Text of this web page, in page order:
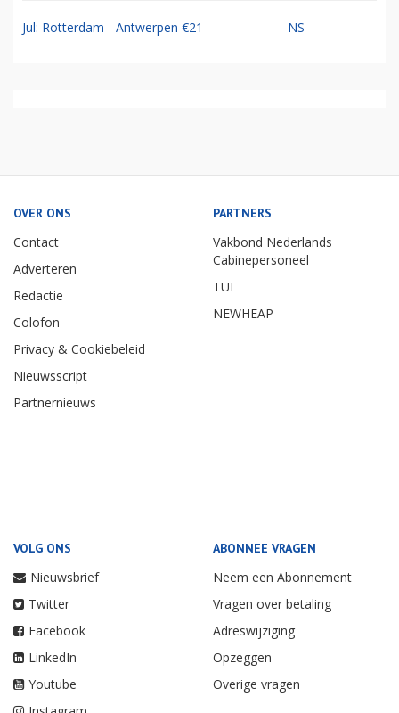
Jul: Rotterdam - Antwerpen €21 NS
OVER ONS
Contact
Adverteren
Redactie
Colofon
Privacy & Cookiebeleid
Nieuwsscript
Partnernieuws
PARTNERS
Vakbond Nederlands
Cabinepersoneel
TUI
NEWHEAP
VOLG ONS
Nieuwsbrief
Twitter
Facebook
LinkedIn
Youtube
ABONNEE VRAGEN
Neem een Abonnement
Vragen over betaling
Adreswijziging
Opzeggen
Overige vragen